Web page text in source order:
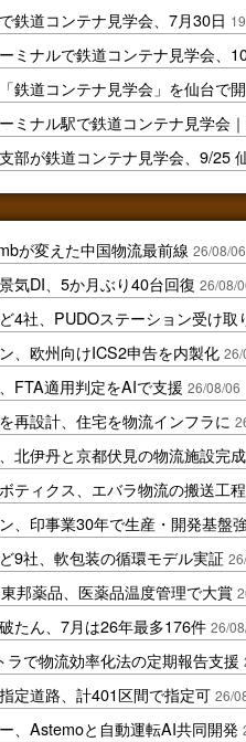
鉄道コンテナ見学会、7月30日
ミナルで鉄道コンテナ見学会、
鉄道コンテナ見学会」を仙台で
ミナル駅で鉄道コンテナ見学会
部が鉄道コンテナ見学会、9/25
が変えた中国物流最前線 26/08/06
気DI、5か月ぶり40台回復 26/08/
4社、PUDOステーション受け取
、欧州向けICS2申告を内製化 26/
FTA適用判定をAIで支援 26/08/06
再設計、住宅を物流インフラに
北伊丹と京都伏見の物流施設完成
ティクス、エバラ物流の搬送工
、印事業30年で生産・開発基盤
9社、軟包装の循環モデル実証
邦薬品、医薬品温度管理で大賞
たん、7月は26年最多176件 26/
ラで物流効率化法の定期報告支援
定道路、計401区間で指定可 26/
、Astemoと自動運転AI共同開発